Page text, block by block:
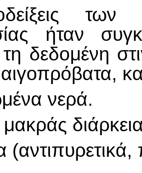
των
ήταν
δεδομένη
νερά.